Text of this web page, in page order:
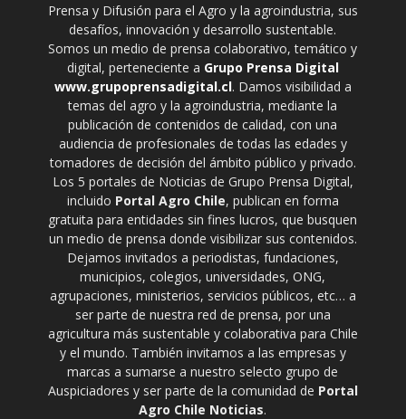
Prensa y Difusión para el Agro y la agroindustria, sus
desafíos, innovación y desarrollo sustentable.
Somos un medio de prensa colaborativo, temático y
digital, perteneciente a Grupo Prensa Digital
www.grupoprensadigital.cl. Damos visibilidad a
temas del agro y la agroindustria, mediante la
publicación de contenidos de calidad, con una
audiencia de profesionales de todas las edades y
tomadores de decisión del ámbito público y privado.
Los 5 portales de Noticias de Grupo Prensa Digital,
incluido Portal Agro Chile, publican en forma
gratuita para entidades sin fines lucros, que busquen
un medio de prensa donde visibilizar sus contenidos.
Dejamos invitados a periodistas, fundaciones,
municipios, colegios, universidades, ONG,
agrupaciones, ministerios, servicios públicos, etc… a
ser parte de nuestra red de prensa, por una
agricultura más sustentable y colaborativa para Chile
y el mundo. También invitamos a las empresas y
marcas a sumarse a nuestro selecto grupo de
Auspiciadores y ser parte de la comunidad de Portal
Agro Chile Noticias.